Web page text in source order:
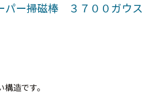
パー掃磁棒 ３７００ガウス
造です。